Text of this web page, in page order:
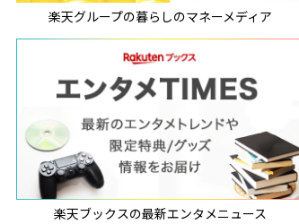
楽天グループの暮らしのマネーメディア
楽天ブックスの最新エンタメニュース